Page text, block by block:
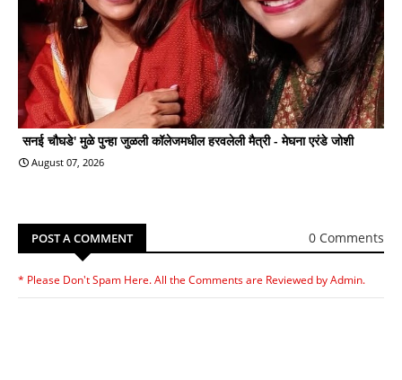
सनई चौघडे' मुळे पुन्हा जुळली कॉलेजमधील हरवलेली मैत्री - मेघना एरंडे जोशी
August 07, 2026
POST A COMMENT 0 Comments
* Please Don't Spam Here. All the Comments are Reviewed by Admin.